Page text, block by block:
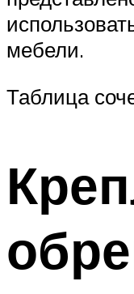
мебели.
Таблица